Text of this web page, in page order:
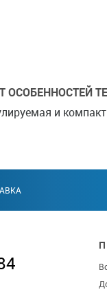
ОСОБЕННОСТЕЙ
и